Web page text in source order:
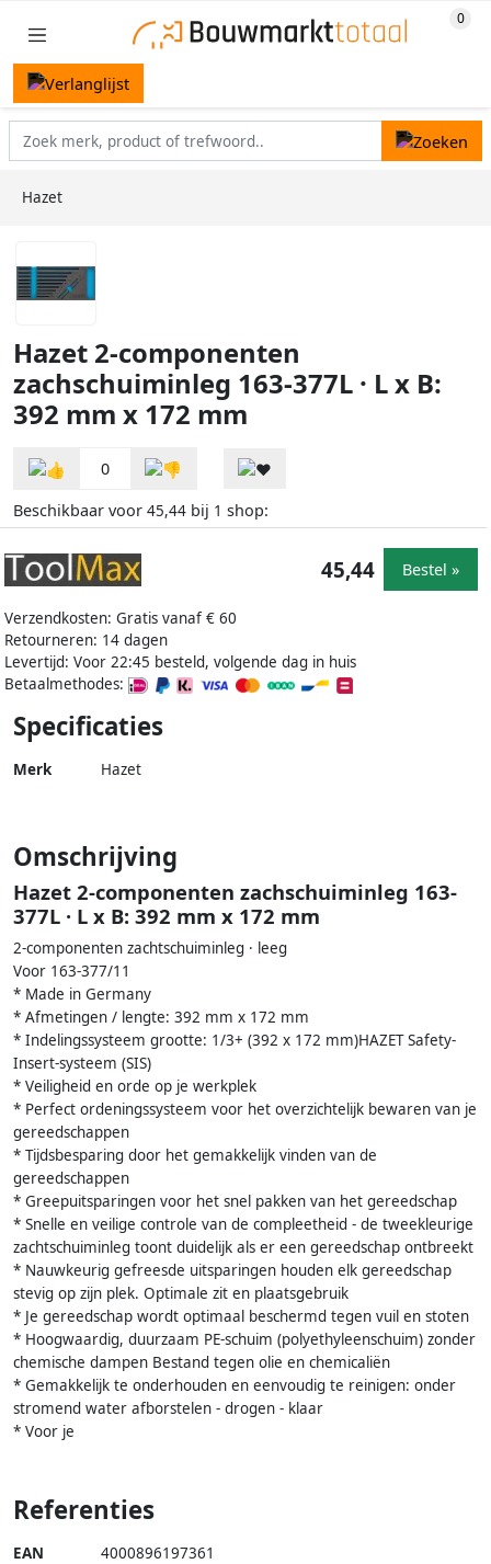
Hazet
Hazet 2-componenten
zachschuiminleg 163-377L · L x B:
392 mm x 172 mm
0
Beschikbaar voor 45,44 bij 1 shop:
Verzendkosten: Gratis vanaf € 60
Retourneren: 14 dagen
Levertijd: Voor 22:45 besteld, volgende dag in huis
Betaalmethodes:
45,44 Bestel »
Specificaties
Merk Hazet
Omschrijving
Hazet 2-componenten zachschuiminleg 163-
377L · L x B: 392 mm x 172 mm
2-componenten zachtschuiminleg · leeg
Voor 163-377/11
* Made in Germany
* Afmetingen / lengte: 392 mm x 172 mm
* Indelingssysteem grootte: 1/3+ (392 x 172 mm)HAZET Safety-
Insert-systeem (SIS)
* Veiligheid en orde op je werkplek
* Perfect ordeningssysteem voor het overzichtelijk bewaren van je
gereedschappen
* Tijdsbesparing door het gemakkelijk vinden van de
gereedschappen
* Greepuitsparingen voor het snel pakken van het gereedschap
* Snelle en veilige controle van de compleetheid - de tweekleurige
zachtschuiminleg toont duidelijk als er een gereedschap ontbreekt
* Nauwkeurig gefreesde uitsparingen houden elk gereedschap
stevig op zijn plek. Optimale zit en plaatsgebruik
* Je gereedschap wordt optimaal beschermd tegen vuil en stoten
* Hoogwaardig, duurzaam PE-schuim (polyethyleenschuim) zonder
chemische dampen Bestand tegen olie en chemicaliën
* Gemakkelijk te onderhouden en eenvoudig te reinigen: onder
stromend water afborstelen - drogen - klaar
* Voor je
Referenties
EAN 4000896197361